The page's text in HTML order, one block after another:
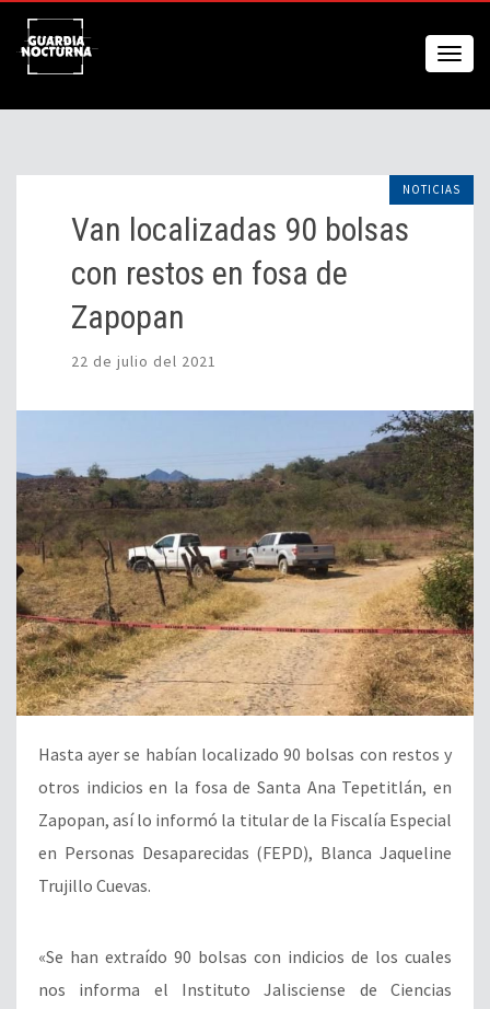
NOTICIAS
Van localizadas 90 bolsas
con restos en fosa de
Zapopan
22 de julio del 2021
Hasta ayer se habían localizado 90 bolsas con restos y
otros indicios en la fosa de Santa Ana Tepetitlán, en
Zapopan, así lo informó la titular de la Fiscalía Especial
en Personas Desaparecidas (FEPD), Blanca Jaqueline
Trujillo Cuevas.
«Se han extraído 90 bolsas con indicios de los cuales
nos informa el Instituto Jalisciense de Ciencias